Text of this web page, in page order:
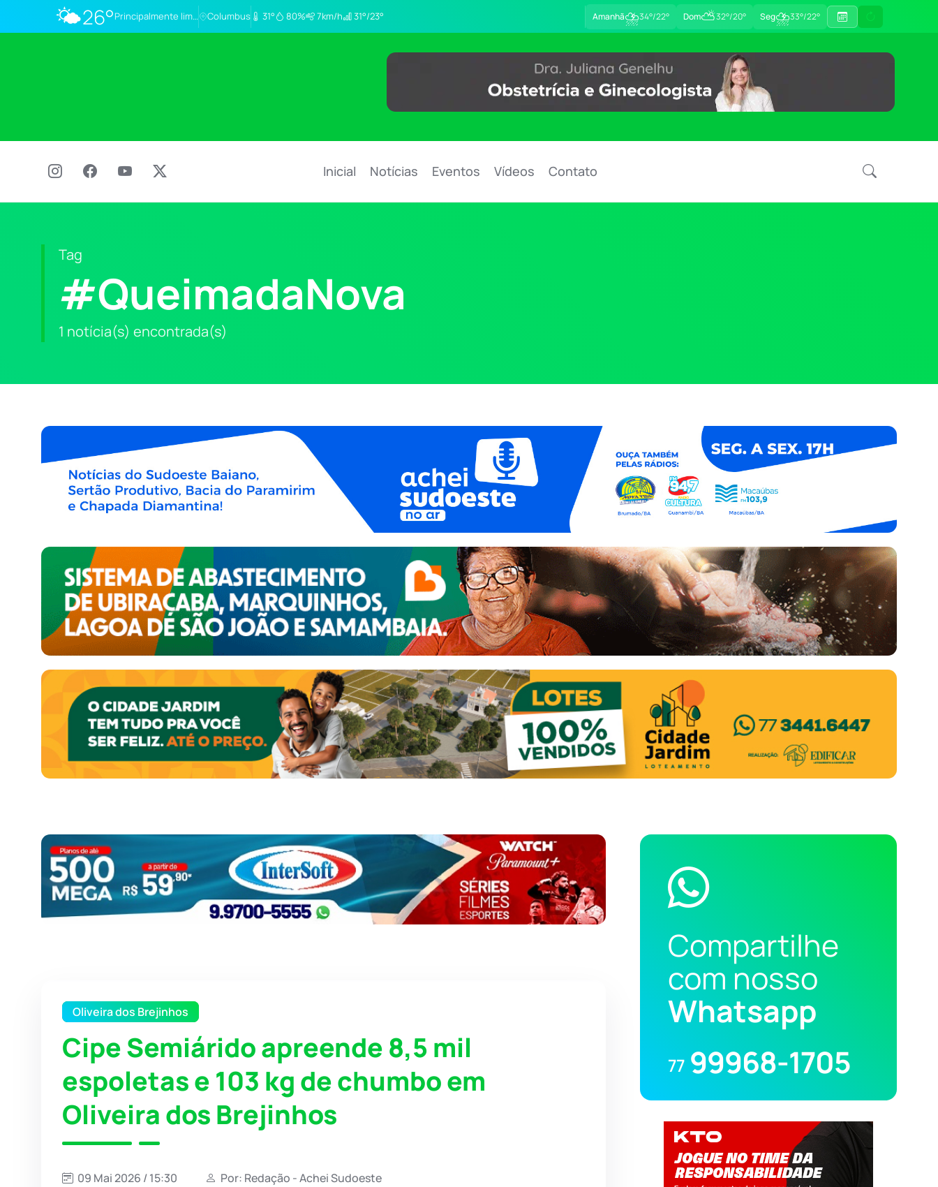
🌤️26° Principalmente limpo Columbus 31° 80% 7km/h 31°/23° Amanhã⛈34°/22° Dom⛅32°/20° Seg⛈33°/22°
Inicial Notícias Eventos Vídeos Contato
Tag
#QueimadaNova
1 notícia(s) encontrada(s)
Oliveira dos Brejinhos
Cipe Semiárido apreende 8,5 mil
espoletas e 103 kg de chumbo em
Oliveira dos Brejinhos
09 Mai 2026 / 15:30 Por: Redação - Achei Sudoeste
Compartilhe
com nosso
Whatsapp
77 99968-1705